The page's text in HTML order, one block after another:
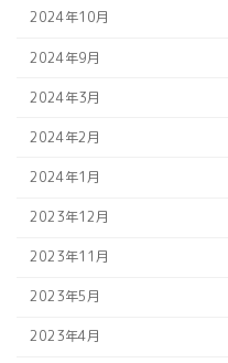
2024年10月
2024年9月
2024年3月
2024年2月
2024年1月
2023年12月
2023年11月
2023年5月
2023年4月